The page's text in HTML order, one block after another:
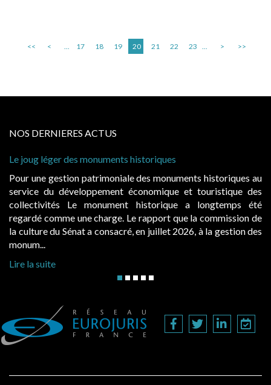
<< < ... 17 18 19 20 21 22 23 ... > >>
NOS DERNIERES ACTUS
Le joug léger des monuments historiques
Pour une gestion patrimoniale des monuments historiques au
service du développement économique et touristique des
collectivités Le monument historique a longtemps été
regardé comme une charge. Le rapport que la commission de
la culture du Sénat a consacré, en juillet 2026, à la gestion des
monum...
Lire la suite